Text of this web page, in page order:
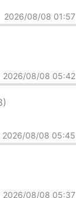
2026/08/08 01:57
2026/08/08 05:42
2026/08/08 05:45
2026/08/08 05:37